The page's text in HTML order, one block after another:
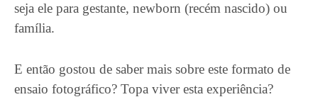
seja ele para gestante, newborn (recém nascido) ou
família.
E então gostou de saber mais sobre este formato de
ensaio fotográfico? Topa viver esta experiência?